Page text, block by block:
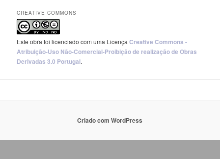
CREATIVE COMMONS
Este obra foi licenciado com uma LicençaCreative Commons -
Atribuição-Uso Não-Comercial-Proibição de realização de Obras
Derivadas 3.0 Portugal.
Criado com WordPress